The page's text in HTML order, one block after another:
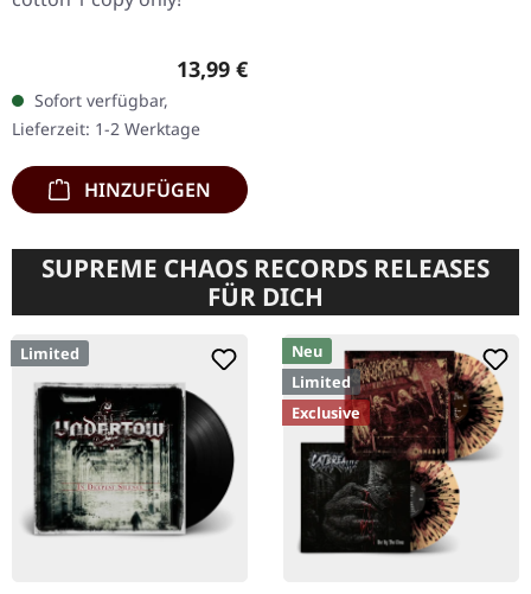
Regulärer Preis:
13,99 €
Sofort verfügbar,
Lieferzeit: 1-2 Werktage
HINZUFÜGEN
SUPREME CHAOS RECORDS RELEASES
FÜR DICH
Limited
Neu
Limited
Exclusive